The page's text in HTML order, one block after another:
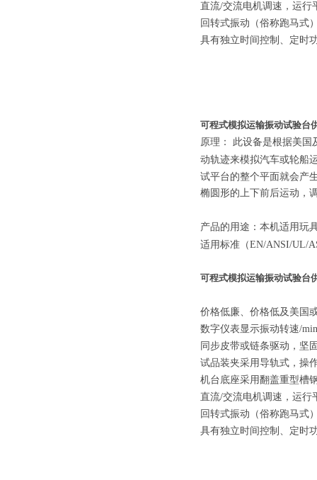
直流/交流电机调速，运行
回转式振动（俗称跑马式
具有独立时间控制、定时
可程式模拟运输振动试验台
原理： 此设备是根据美国
动轨迹来模拟汽车或轮船
试平台的整个平面就会产
椭圆形的上下前后运动，
产品的用途：本机适用玩
适用标准（EN/ANSI/UL/
可程式模拟运输振动试验台
价格低廉、价格低及美国
数字仪表显示振动转速/min
同步皮带或链条驱动，坚
试品装夹采用导轨式，操
机台底座采用翻盖重型槽
直流/交流电机调速，运行
回转式振动（俗称跑马式
具有独立时间控制、定时